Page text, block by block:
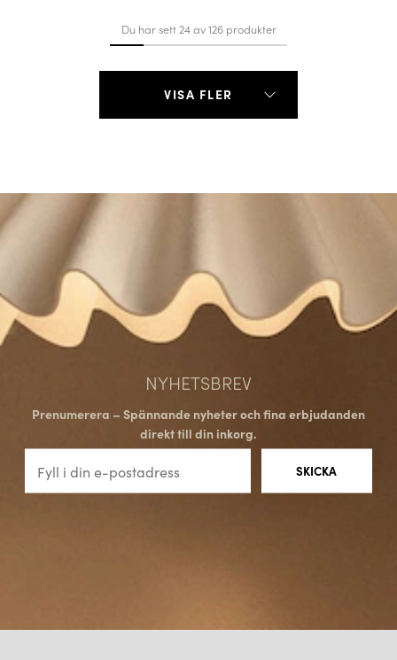
Du har sett 24 av 126 produkter
VISA FLER
NYHETSBREV
Prenumerera – Spännande nyheter och fina erbjudanden
direkt till din inkorg.